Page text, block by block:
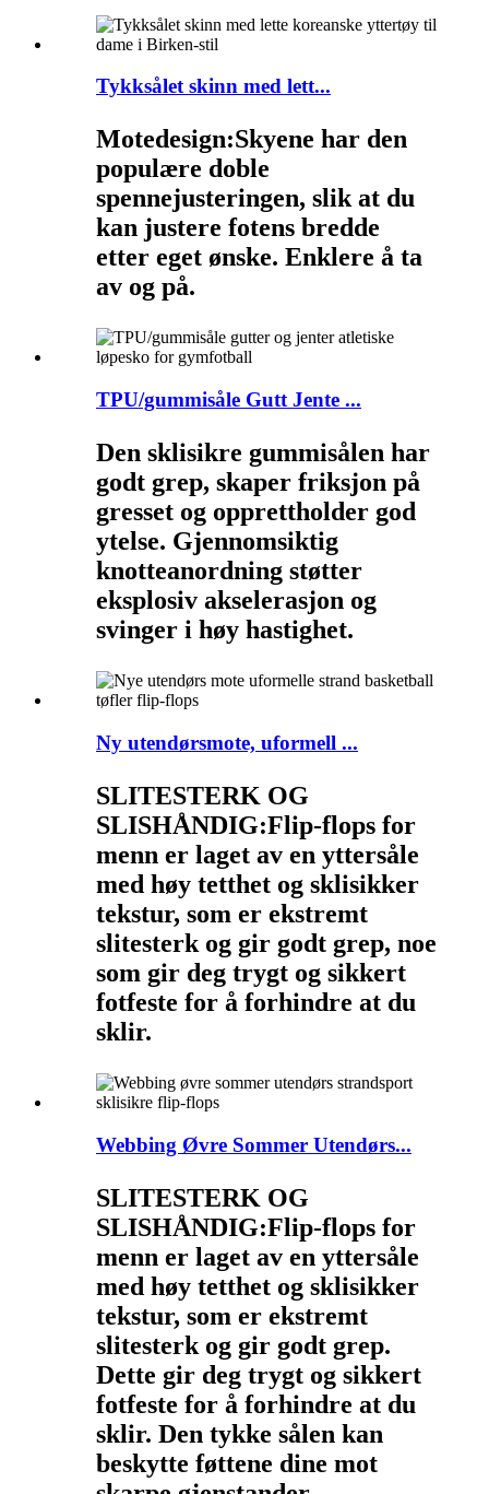
Tykksålet skinn med lett...
Motedesign:Skyene har den
populære doble
spennejusteringen, slik at du
kan justere fotens bredde
etter eget ønske. Enklere å ta
av og på.
TPU/gummisåle Gutt Jente ...
Den sklisikre gummisålen har
godt grep, skaper friksjon på
gresset og opprettholder god
ytelse. Gjennomsiktig
knotteanordning støtter
eksplosiv akselerasjon og
svinger i høy hastighet.
Ny utendørsmote, uformell ...
SLITESTERK OG
SLISHÅNDIG:Flip-flops for
menn er laget av en yttersåle
med høy tetthet og sklisikker
tekstur, som er ekstremt
slitesterk og gir godt grep, noe
som gir deg trygt og sikkert
fotfeste for å forhindre at du
sklir.
Webbing Øvre Sommer Utendørs...
SLITESTERK OG
SLISHÅNDIG:Flip-flops for
menn er laget av en yttersåle
med høy tetthet og sklisikker
tekstur, som er ekstremt
slitesterk og gir godt grep.
Dette gir deg trygt og sikkert
fotfeste for å forhindre at du
sklir. Den tykke sålen kan
beskytte føttene dine mot